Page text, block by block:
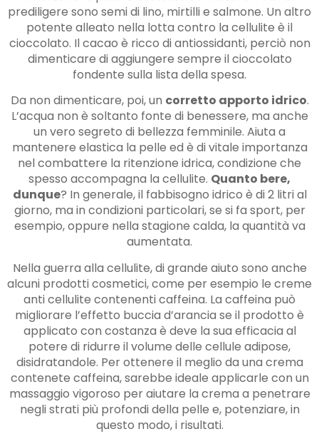
prediligere sono semi di lino, mirtilli e salmone. Un altro
potente alleato nella lotta contro la cellulite è il
cioccolato. Il cacao è ricco di antiossidanti, perciò non
dimenticare di aggiungere sempre il cioccolato
fondente sulla lista della spesa.
Da non dimenticare, poi, un corretto apporto idrico.
L’acqua non è soltanto fonte di benessere, ma anche
un vero segreto di bellezza femminile. Aiuta a
mantenere elastica la pelle ed è di vitale importanza
nel combattere la ritenzione idrica, condizione che
spesso accompagna la cellulite. Quanto bere,
dunque? In generale, il fabbisogno idrico è di 2 litri al
giorno, ma in condizioni particolari, se si fa sport, per
esempio, oppure nella stagione calda, la quantità va
aumentata.
Nella guerra alla cellulite, di grande aiuto sono anche
alcuni prodotti cosmetici, come per esempio le creme
anti cellulite contenenti caffeina. La caffeina può
migliorare l’effetto buccia d’arancia se il prodotto è
applicato con costanza è deve la sua efficacia al
potere di ridurre il volume delle cellule adipose,
disidratandole. Per ottenere il meglio da una crema
contenete caffeina, sarebbe ideale applicarle con un
massaggio vigoroso per aiutare la crema a penetrare
negli strati più profondi della pelle e, potenziare, in
questo modo, i risultati.